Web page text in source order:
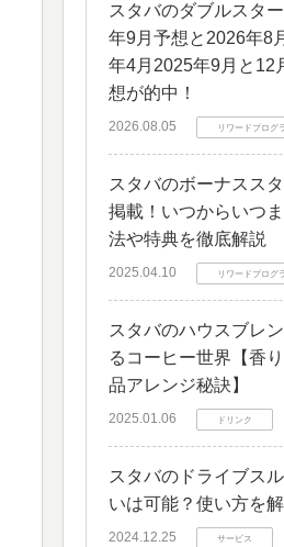
スタバのダブルスタ
年9月予想と2026年8
年4月2025年9月と12
想が的中！
2026.08.05 リワードプログ
スタバのボーナスス
掲載！いつからいつ
法や特典を徹底解説
2025.04.10 リワードプログ
スタバのハウスブレ
るコーヒー世界【香
品アレンジ秘訣】
2025.01.06 ドリンク
スタバのドライブス
いは可能？使い方を
2024.12.25 サービス